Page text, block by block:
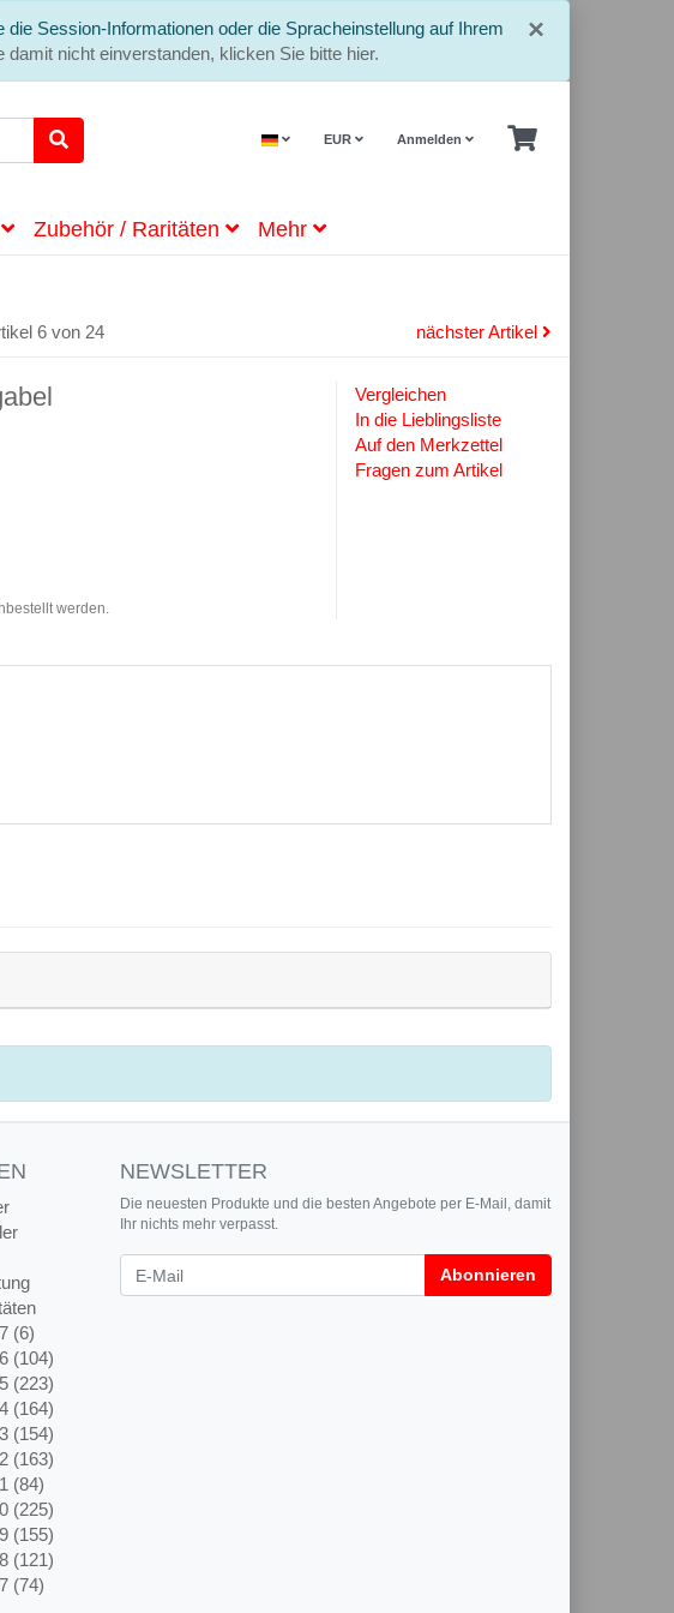
×
Session-Informationen oder die Spracheinstellung auf Ihrem
damit nicht einverstanden, klicken Sie bitte hier.
EUR Anmelden
Zubehör / Raritäten Mehr
6 von 24 nächster Artikel
werden.
Vergleichen
In die Lieblingsliste
Auf den Merkzettel
Fragen zum Artikel
(6)
(104)
(223)
(164)
(154)
(163)
(84)
(225)
(155)
(121)
(74)
NEWSLETTER
Die neuesten Produkte und die besten Angebote per E-Mail, damit
Ihr nichts mehr verpasst.
Newsletter Abonnieren